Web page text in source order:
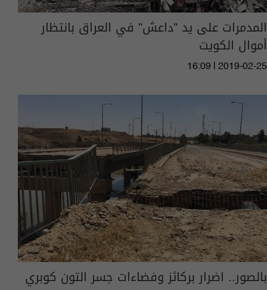
المدمرات على يد "داعش" في العراق بانتظار
أموال الكويت
16:09 | 2019-02-25
بالصور.. اضرار بركائز وفضاءات جسر التون كوبري